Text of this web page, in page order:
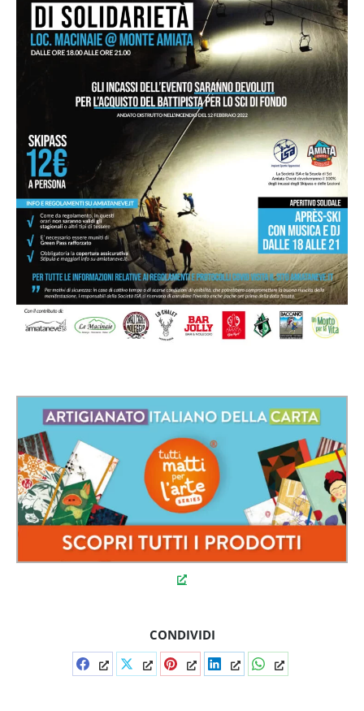
CONDIVIDI
CondividiCondividiCondividiCondividiCondividi